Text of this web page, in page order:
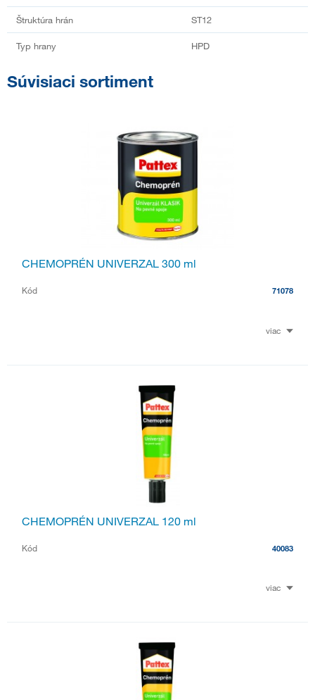
Štruktúra hrán ST12
Typ hrany HPD
Súvisiaci sortiment
CHEMOPRÉN UNIVERZAL 300 ml
Kód 71078
viac
CHEMOPRÉN UNIVERZAL 120 ml
Kód 40083
viac